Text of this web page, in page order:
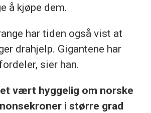
å kjøpe dem.
har tiden også vist at
drahjelp. Gigantene har
sier han.
vært hyggelig om norske
i større grad